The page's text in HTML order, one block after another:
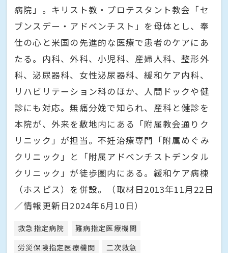
病院」。キリスト教・プロテスタント教会「セ
ブンスデー・アドベンチスト」を母体とし、奉
仕の心と米国の先進的な医療で患者のケアにあ
たる。内科、外科、小児科、産婦人科、整形外
科、泌尿器科、女性泌尿器科、緩和ケア内科、
リハビリテーション科のほか、人間ドックや健
診にも対応。無痛分娩で知られ、産科と健診を
本院が、外来を敷地内にある「附属教会通りク
リニック」が担当。不妊治療専門「附属めぐみ
クリニック」と「附属アドベンチストデンタル
クリニック」が徒歩圏内にある。緩和ケア病棟
（ホスピス）を併設。（取材日2013年11月22日
／情報更新日2024年6月10日）
救急指定病院
難病指定医療機関
労災保険指定医療機関
二次救急